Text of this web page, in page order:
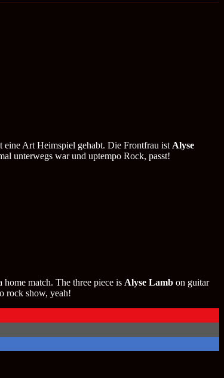
eine Art Heimspiel gehabt. Die Frontfrau ist Alyse
unterwegs war und uptempo Rock, passt!
match. The three piece is Alyse Lamb on guitar
rock show, yeah!